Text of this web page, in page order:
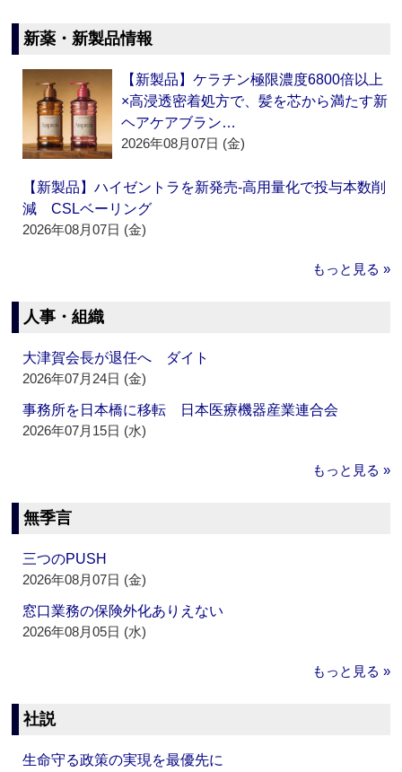
新薬・新製品情報
【新製品】ケラチン極限濃度6800倍以上
×高浸透密着処方で、髪を芯から満たす新
ヘアケアブラン…
2026年08月07日 (金)
【新製品】ハイゼントラを新発売‐高用量化で投与本数削
減 CSLベーリング
2026年08月07日 (金)
もっと見る »
人事・組織
大津賀会長が退任へ ダイト
2026年07月24日 (金)
事務所を日本橋に移転 日本医療機器産業連合会
2026年07月15日 (水)
もっと見る »
無季言
三つのPUSH
2026年08月07日 (金)
窓口業務の保険外化ありえない
2026年08月05日 (水)
もっと見る »
社説
生命守る政策の実現を最優先に